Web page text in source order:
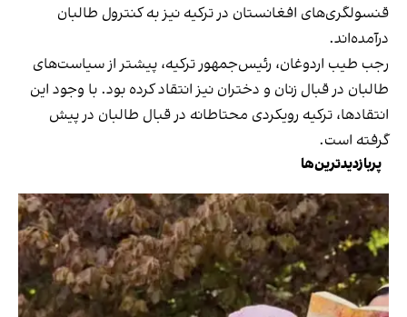
قنسولگری‌های افغانستان در ترکیه نیز به کنترول طالبان
درآمده‌اند.
رجب طیب اردوغان، رئیس‌جمهور ترکیه، پیشتر از سیاست‌های
طالبان در قبال زنان و دختران نیز انتقاد کرده بود. با وجود این
انتقادها، ترکیه رویکردی محتاطانه در قبال طالبان در پیش
گرفته است.
پربازدیدترین‌ها